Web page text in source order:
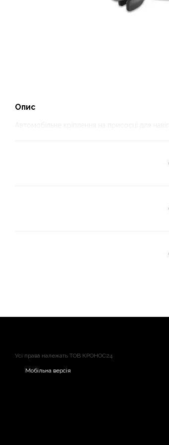
Опис
Автомобільне кріплення на присосці для
Усі права належать ТОВ КРОНОС24
Мобільна версія